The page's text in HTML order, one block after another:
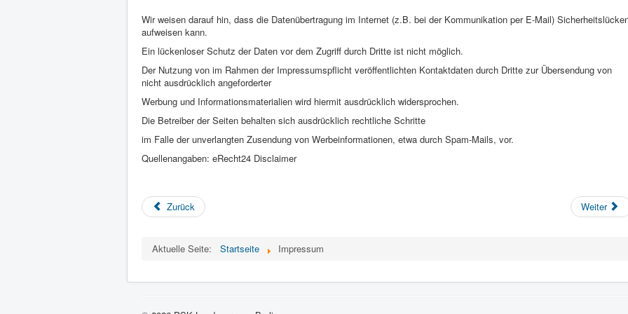
Wir weisen darauf hin, dass die Datenübertragung im Internet (z.B. bei der Kommunikation per E-Mail)
aufweisen kann.
Ein lückenloser Schutz der Daten vor dem Zugriff durch Dritte ist nicht möglich.
Der Nutzung von im Rahmen der Impressumspflicht veröffentlichten Kontaktdaten durch Dritte zur Übersendung von
nicht ausdrücklich angeforderter
Werbung und Informationsmaterialien wird hiermit ausdrücklich widersprochen.
Die Betreiber der Seiten behalten sich ausdrücklich rechtliche Schritte
im Falle der unverlangten Zusendung von Werbeinformationen, etwa durch Spam-Mails, vor.
Quellenangaben: eRecht24 Disclaimer
Zurück Weiter
Aktuelle Seite: Startseite Impressum